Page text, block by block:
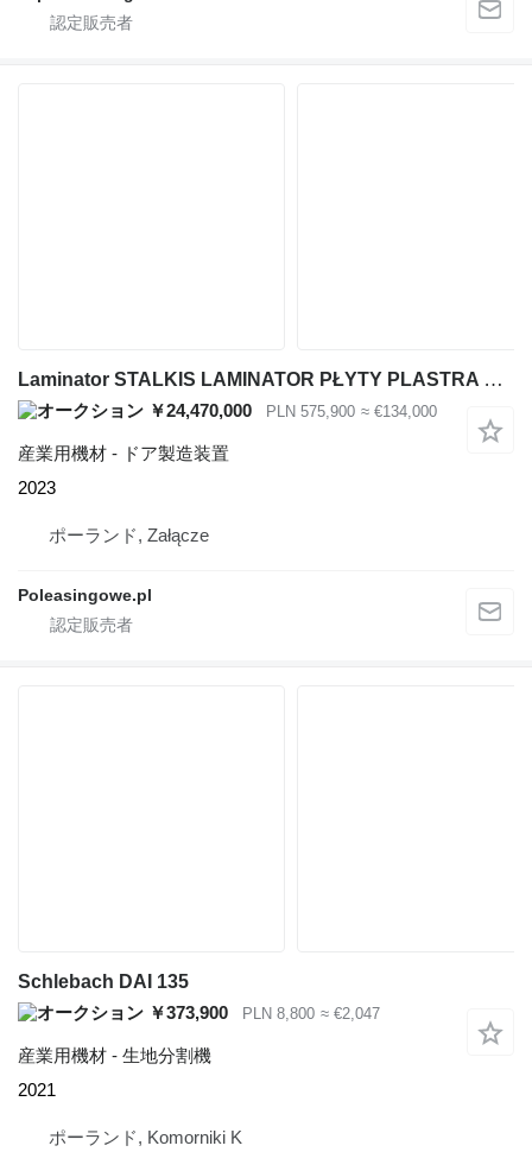
Laminator STALKIS LAMINATOR PŁYTY PLASTRA MIODU LPPM-2000
￥24,470,000 PLN 575,900 ≈ €134,000
産業用機材 - ドア製造装置
2023
ポーランド, Załącze
Poleasingowe.pl
Schlebach DAI 135
￥373,900
PLN 8,800 ≈ €2,047
産業用機材 - 生地分割機
2021
ポーランド, Komorniki K